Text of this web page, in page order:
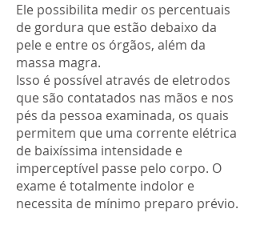
Ele possibilita medir os percentuais
de gordura que estão debaixo da
pele e entre os órgãos, além da
massa magra.
Isso é possível através de eletrodos
que são contatados nas mãos e nos
pés da pessoa examinada, os quais
permitem que uma corrente elétrica
de baixíssima intensidade e
imperceptível passe pelo corpo. O
exame é totalmente indolor e
necessita de mínimo preparo prévio.